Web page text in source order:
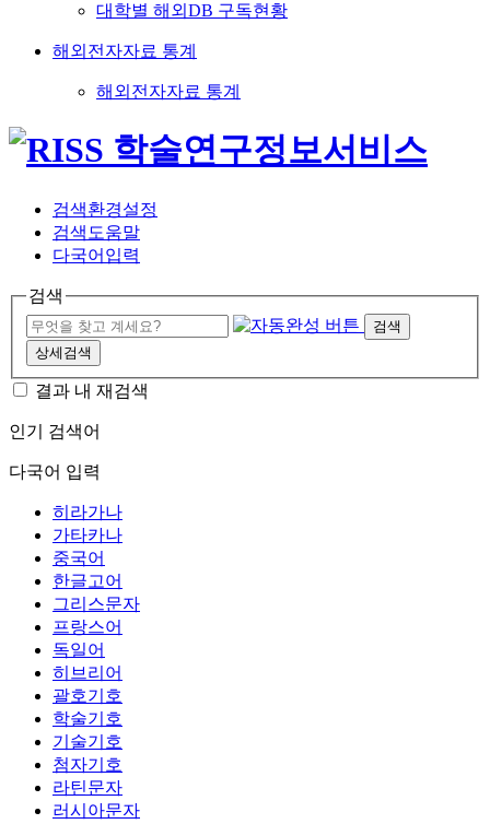
대학별 해외DB 구독현황
해외전자자료 통계
해외전자자료 통계
검색환경설정
검색도움말
다국어입력
검색
검색
상세검색
결과 내 재검색
인기 검색어
다국어 입력
히라가나
가타카나
중국어
한글고어
그리스문자
프랑스어
독일어
히브리어
괄호기호
학술기호
기술기호
첨자기호
라틴문자
러시아문자